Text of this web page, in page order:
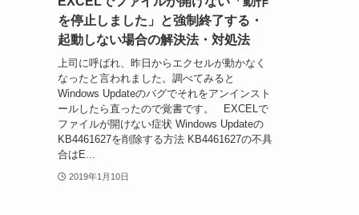
を停止しました」と強制終了する・
起動しない場合の解決法・対処法
上司に呼ばれ、昨日からエクセルが動かなく
なったと言われました。調べてみると
Windows Updateのバグでそれをアンインスト
ールしたら直ったので覚書です。 EXCELで
ファイルが開けない症状 Windows Updateの
KB4461627を削除する方法 KB4461627の不具
合はE...
2019年1月10日